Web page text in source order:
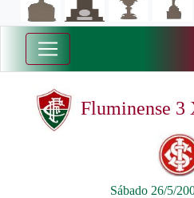
Fluminense 3
Sábado 26/5/